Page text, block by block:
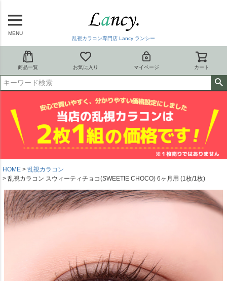
MENU
乱視カラコン専門店 Lancy ランシー
商品一覧 お気に入り マイページ カート
HOME
乱視カラコン
乱視カラコン スウィーティチョコ(SWEETIE CHOCO) 6ヶ月用 (1枚/1枚)